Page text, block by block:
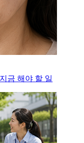
금 해야 할 일